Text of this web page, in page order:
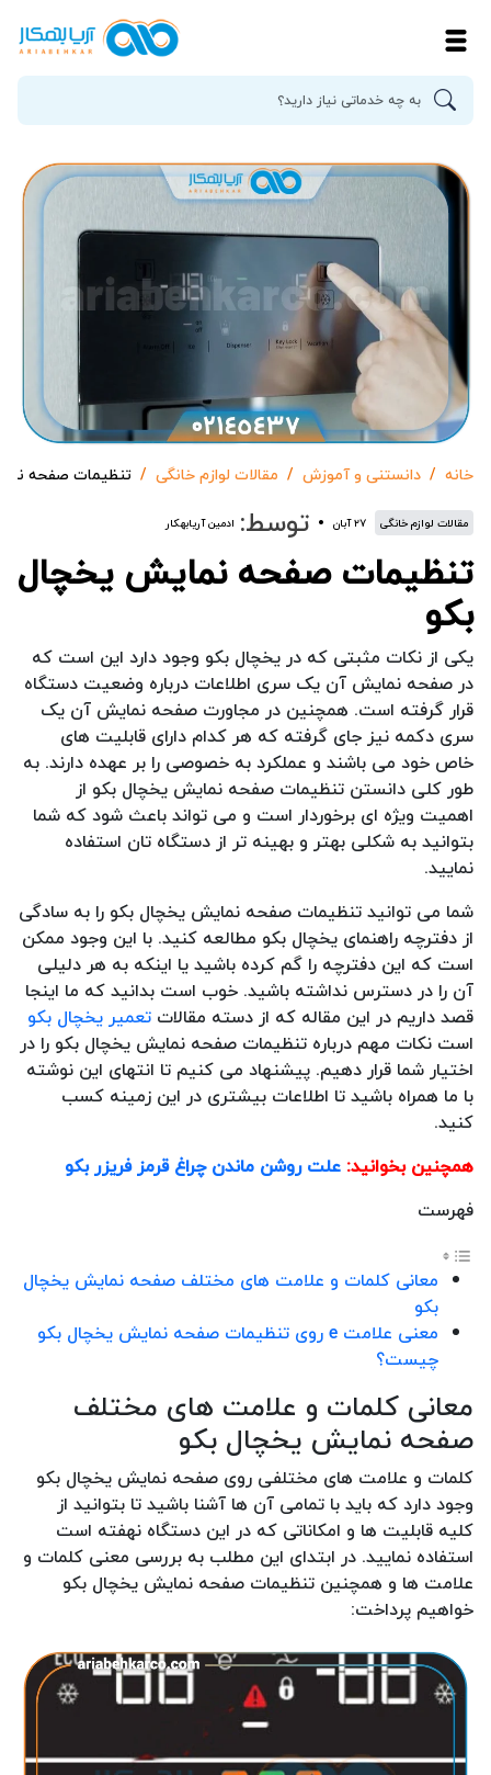
خانه دانستنی و آموزش مقالات لوازم خانگی تنظیمات صفحه
مقالات لوازم خانگی ۲۷ آبان توسط: ادمین آریابهکار
تنظیمات صفحه نمایش یخچال
بکو
یکی از نکات مثبتی که در یخچال بکو وجود دارد این است که
در صفحه نمایش آن یک سری اطلاعات درباره وضعیت دستگاه
قرار گرفته است. همچنین در مجاورت صفحه نمایش آن یک
سری دکمه نیز جای گرفته که هر کدام دارای قابلیت های
خاص خود می باشند و عملکرد به خصوصی را بر عهده دارند. به
طور کلی دانستن تنظیمات صفحه نمایش یخچال بکو از
اهمیت ویژه ای برخوردار است و می تواند باعث شود که شما
بتوانید به شکلی بهتر و بهینه تر از دستگاه تان استفاده
نمایید.
شما می توانید تنظیمات صفحه نمایش یخچال بکو را به سادگی
از دفترچه راهنمای یخچال بکو مطالعه کنید. با این وجود ممکن
است که این دفترچه را گم کرده باشید یا اینکه به هر دلیلی
آن را در دسترس نداشته باشید. خوب است بدانید که ما اینجا
قصد داریم در این مقاله که از دسته مقالات تعمیر یخچال بکو
است نکات مهم درباره تنظیمات صفحه نمایش یخچال بکو را در
اختیار شما قرار دهیم. پیشنهاد می کنیم تا انتهای این نوشته
با ما همراه باشید تا اطلاعات بیشتری در این زمینه کسب
کنید.
همچنین بخوانید: علت روشن ماندن چراغ قرمز فریزر بکو
فهرست
معانی کلمات و علامت های مختلف صفحه نمایش یخچال
بکو
معنی علامت e روی تنظیمات صفحه نمایش یخچال بکو
چیست؟
معانی کلمات و علامت های مختلف
صفحه نمایش یخچال بکو
کلمات و علامت های مختلفی روی صفحه نمایش یخچال بکو
وجود دارد که باید با تمامی آن ها آشنا باشید تا بتوانید از
کلیه قابلیت ها و امکاناتی که در این دستگاه نهفته است
استفاده نمایید. در ابتدای این مطلب به بررسی معنی کلمات و
علامت ها و همچنین تنظیمات صفحه نمایش یخچال بکو
خواهیم پرداخت: